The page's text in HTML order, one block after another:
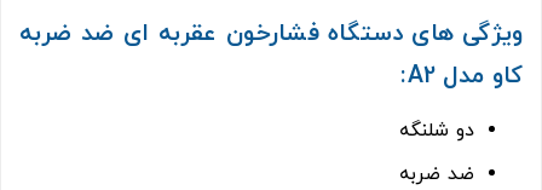
ویژگی های دستگاه فشارخون عقربه ای ضد ضربه
کاو مدل A2:
دو شلنگه
ضد ضربه